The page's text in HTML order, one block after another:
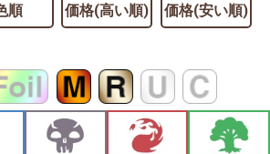
順 価格(高い順) 価格(安い順)